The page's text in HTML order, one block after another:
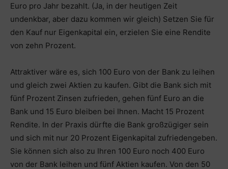
Euro pro Jahr bezahlt. (Ja, in der heutigen Zeit
undenkbar, aber dazu kommen wir gleich) Setzen Sie für
den Kauf nur Eigenkapital ein, erzielen Sie eine Rendite
von zehn Prozent.
Attraktiver wäre es, sich 100 Euro von der Bank zu leihen
und gleich zwei Aktien zu kaufen. Gibt die Bank sich mit
fünf Prozent Zinsen zufrieden, gehen fünf Euro an die
Bank und 15 Euro bleiben bei Ihnen. Macht 15 Prozent
Rendite. In der Praxis dürfte die Bank großzügiger sein
und sich mit nur 20 Prozent Eigenkapital zufriedengeben.
Sie können sich also zu Ihren 100 Euro noch 400 Euro
von der Bank leihen und fünf Aktien kaufen. Von den 50